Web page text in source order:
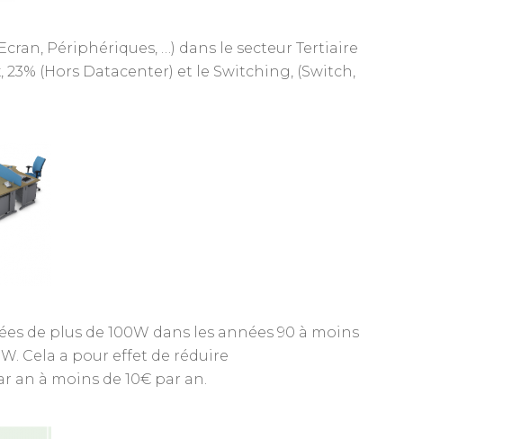
Périphériques, …) dans le secteur Tertiaire
(Hors Datacenter) et le Switching, (Switch,
de plus de 100W dans les années 90 à moins
Cela a pour effet de réduire
an à moins de 10€ par an.